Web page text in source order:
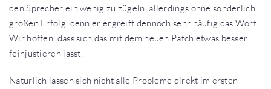
den Sprecher ein wenig zu zügeln, allerdings ohne sonderlich
großen Erfolg, denn er ergreift dennoch sehr häufig das Wort.
Wir hoffen, dass sich das mit dem neuen Patch etwas besser
feinjustieren lässt.
Natürlich lassen sich nicht alle Probleme direkt im ersten